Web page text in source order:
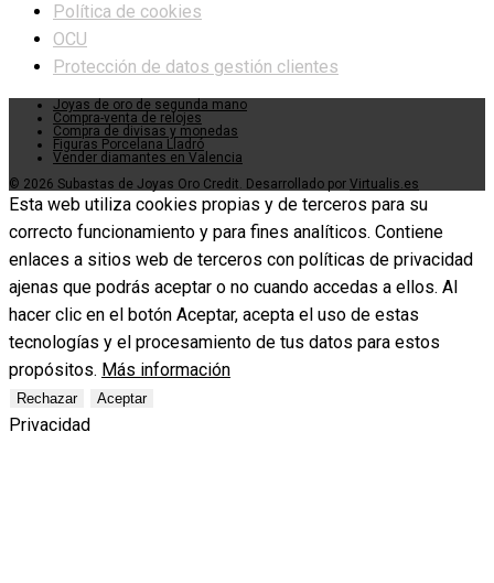
Política de cookies
OCU
Protección de datos gestión clientes
Joyas de oro de segunda mano
Compra-venta de relojes
Compra de divisas y monedas
Figuras Porcelana Lladró
Vender diamantes en Valencia
© 2026 Subastas de Joyas Oro Credit. Desarrollado por Virtualis.es
Esta web utiliza cookies propias y de terceros para su
correcto funcionamiento y para fines analíticos. Contiene
enlaces a sitios web de terceros con políticas de privacidad
ajenas que podrás aceptar o no cuando accedas a ellos. Al
hacer clic en el botón Aceptar, acepta el uso de estas
tecnologías y el procesamiento de tus datos para estos
propósitos. Más información
Rechazar Aceptar
Privacidad